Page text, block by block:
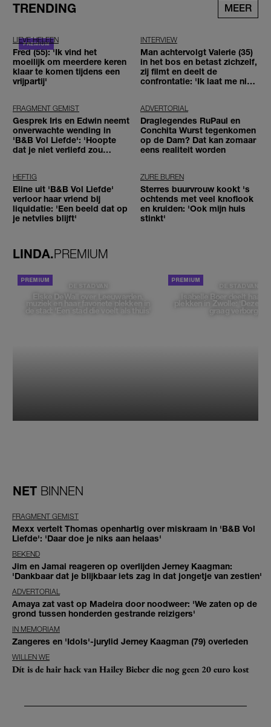
TRENDING MEER
LIEVE HELEEN
Fred (55): 'Ik vind het
moeilijk om meerdere keren
klaar te komen tijdens een
vrijpartij'
INTERVIEW
Man achtervolgt Valerie (35)
in het bos en betast zichzelf,
zij filmt en deelt de
confrontatie: 'Ik laat me niet
FRAGMENT GEMIST
Gesprek Iris en Edwin neemt
onverwachte wending in
'B&B Vol Liefde': 'Hoopte
dat je niet verliefd zou
ADVERTORIAL
Draglegendes RuPaul en
Conchita Wurst tegenkomen
op de Dam? Dat kan zomaar
eens realiteit worden
HEFTIG
Eline uit 'B&B Vol Liefde'
verloor haar vriend bij
liquidatie: 'Een beeld dat op
je netvlies blijft'
ZURE BUREN
Sterres buurvrouw kookt 's
ochtends met veel knoflook
en kruiden: 'Ook mijn huis
stinkt'
LINDA.PREMIUM
DE STAD VAN
Elske DeWall over Leeuwarden,
muziek en haar favoriete plekken in
de stad: 'Een stad die voelt als thuis'
DE STAD VAN
Isabelle Boer deelt haar
plekken in Zwolle: 'Deze
graag verborgen'
NET BINNEN
FRAGMENT GEMIST
Mexx vertelt Thomas openhartig over miskraam in 'B&B Vol
Liefde': 'Daar doe je niks aan helaas'
BEKEND
Jim en Jamai reageren op overlijden Jerney Kaagman:
'Dankbaar dat je blijkbaar iets zag in dat jongetje van zestien'
ADVERTORIAL
Amaya zat vast op Madeira door noodweer: 'We zaten op de
grond tussen honderden gestrande reizigers'
IN MEMORIAM
Zangeres en 'Idols'-jurylid Jerney Kaagman (79) overleden
WILLEN WE
Dít is de hair hack van Hailey Bieber die nog geen 20 euro kost